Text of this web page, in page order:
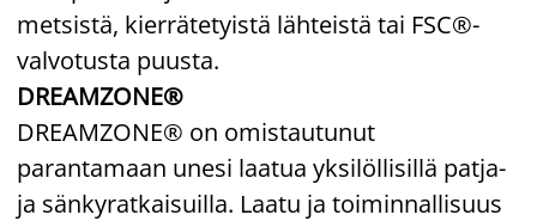
metsistä, kierrätetyistä lähteistä tai FSC®-
valvotusta puusta.
DREAMZONE®
DREAMZONE® on omistautunut
parantamaan unesi laatua yksilöllisillä patja-
ja sänkyratkaisuilla. Laatu ja toiminnallisuus